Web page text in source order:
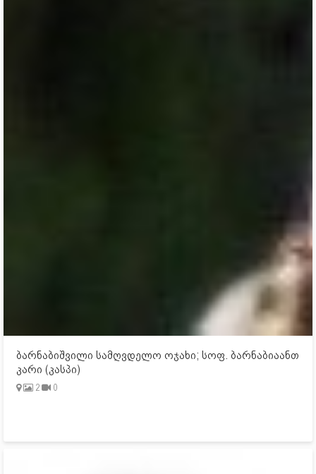
ბარნაბიშვილი სამღვდელო ოჯახი; სოფ. ბარნაბიაანთ
კარი (კასპი)
2 0